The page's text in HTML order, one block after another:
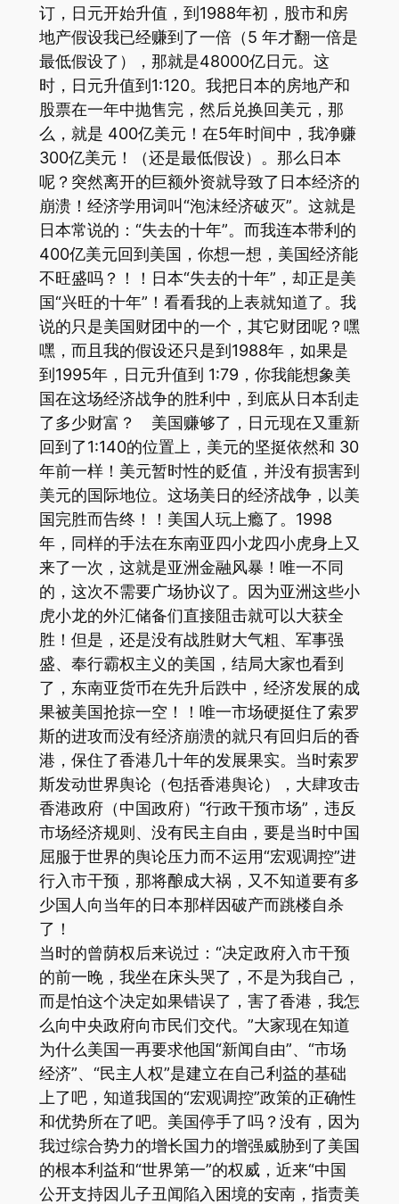
订，日元开始升值，到1988年初，股市和房
地产假设我已经赚到了一倍（5 年才翻一倍是
最低假设了），那就是48000亿日元。这
时，日元升值到1:120。我把日本的房地产和
股票在一年中抛售完，然后兑换回美元，那
么，就是 400亿美元！在5年时间中，我净赚
300亿美元！（还是最低假设）。那么日本
呢？突然离开的巨额外资就导致了日本经济的
崩溃！经济学用词叫“泡沫经济破灭”。这就是
日本常说的：“失去的十年”。而我连本带利的
400亿美元回到美国，你想一想，美国经济能
不旺盛吗？！！日本“失去的十年”，却正是美
国“兴旺的十年”！看看我的上表就知道了。我
说的只是美国财团中的一个，其它财团呢？嘿
嘿，而且我的假设还只是到1988年，如果是
到1995年，日元升值到 1:79，你我能想象美
国在这场经济战争的胜利中，到底从日本刮走
了多少财富？ 美国赚够了，日元现在又重新
回到了1:140的位置上，美元的坚挺依然和 30
年前一样！美元暂时性的贬值，并没有损害到
美元的国际地位。这场美日的经济战争，以美
国完胜而告终！！美国人玩上瘾了。1998
年，同样的手法在东南亚四小龙四小虎身上又
来了一次，这就是亚洲金融风暴！唯一不同
的，这次不需要广场协议了。因为亚洲这些小
虎小龙的外汇储备们直接阻击就可以大获全
胜！但是，还是没有战胜财大气粗、军事强
盛、奉行霸权主义的美国，结局大家也看到
了，东南亚货币在先升后跌中，经济发展的成
果被美国抢掠一空！！唯一市场硬挺住了索罗
斯的进攻而没有经济崩溃的就只有回归后的香
港，保住了香港几十年的发展果实。当时索罗
斯发动世界舆论（包括香港舆论），大肆攻击
香港政府（中国政府）“行政干预市场”，违反
市场经济规则、没有民主自由，要是当时中国
屈服于世界的舆论压力而不运用“宏观调控”进
行入市干预，那将酿成大祸，又不知道要有多
少国人向当年的日本那样因破产而跳楼自杀
了！
当时的曾荫权后来说过：“决定政府入市干预
的前一晚，我坐在床头哭了，不是为我自己，
而是怕这个决定如果错误了，害了香港，我怎
么向中央政府向市民们交代。”大家现在知道
为什么美国一再要求他国“新闻自由”、“市场
经济”、“民主人权”是建立在自己利益的基础
上了吧，知道我国的“宏观调控”政策的正确性
和优势所在了吧。美国停手了吗？没有，因为
我过综合势力的增长国力的增强威胁到了美国
的根本利益和“世界第一”的权威，近来“中国
公开支持因儿子丑闻陷入困境的安南，指责美